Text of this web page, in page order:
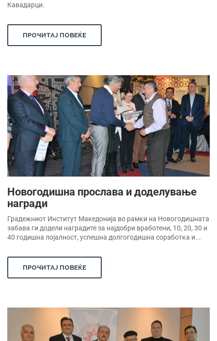
Кавадарци.
ПРОЧИТАЈ ПОВЕЌЕ
Новогодишна прослава и доделување
награди
Градежниот Институт Македонија во рамки на Новогодишната
забава ги додели наградите за најдобри вработени, 10, 20, 30 и
40 годишна лојалност, успешна долгогодишна соработка и...
ПРОЧИТАЈ ПОВЕЌЕ